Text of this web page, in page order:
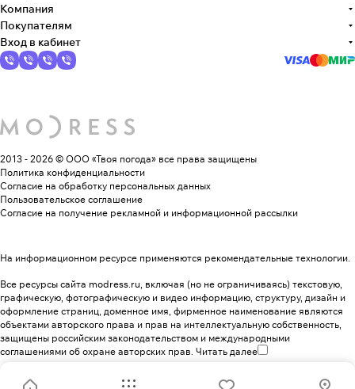
Компания
Покупателям
Вход в кабинет
2013 - 2026 © ООО «Твоя погода» все права защищены
Политика конфиденциальности
Согласие на обработку персональных данных
Пользовательское соглашение
Согласие на получение рекламной и информационной рассылки
На информационном ресурсе применяются рекомендательные технологии.
Все ресурсы сайта modress.ru, включая (но не ограничиваясь) текстовую,
графическую, фотографическую и видео информацию, структуру, дизайн и
оформление страниц, доменное имя, фирменное наименование являются
объектами авторского права и прав на интеллектуальную собственность,
защищены российским законодательством и международными
соглашениями об охране авторских прав. Читать далее